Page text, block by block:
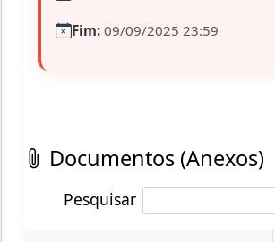
Fim: 09/09/2025 23:59
Documentos (Anexos)
Pesquisar